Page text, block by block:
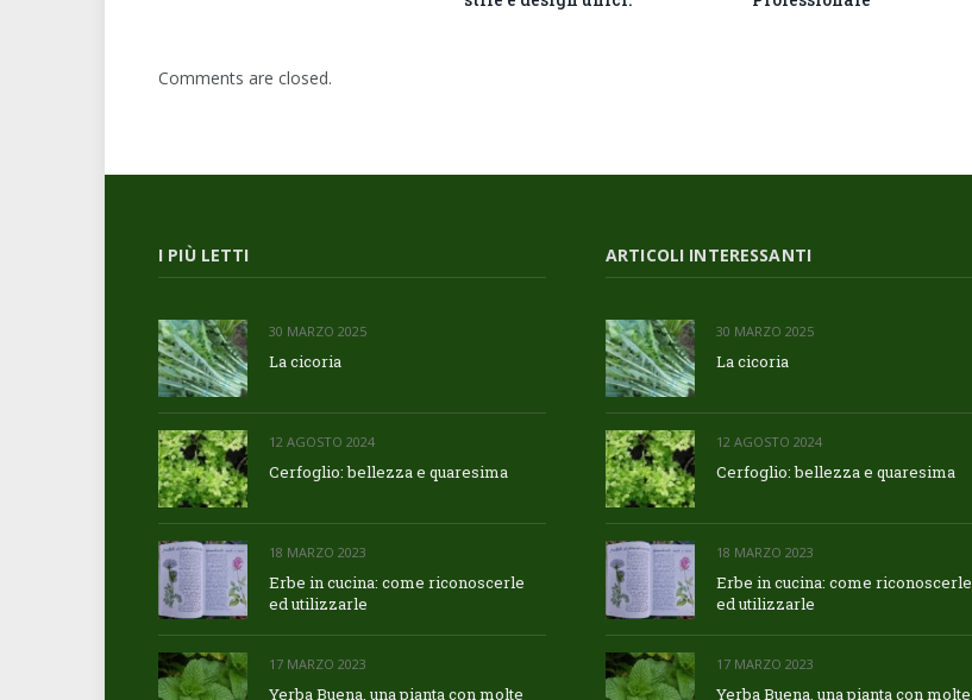
Comments are closed.
I PIÙ LETTI
30 MARZO 2025
La cicoria
12 AGOSTO 2024
Cerfoglio: bellezza e quaresima
18 MARZO 2023
Erbe in cucina: come riconoscerle
ed utilizzarle
17 MARZO 2023
Yerba Buena, una pianta con molte
ARTICOLI INTERESSANTI
30 MARZO 2025
La cicoria
12 AGOSTO 2024
Cerfoglio: bellezza e quaresima
18 MARZO 2023
Erbe in cucina: come riconoscerle
ed utilizzarle
17 MARZO 2023
Yerba Buena, una pianta con molte